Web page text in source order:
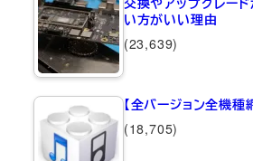
い方がいい理由
(23,639)
【全バージョン全機
(18,705)